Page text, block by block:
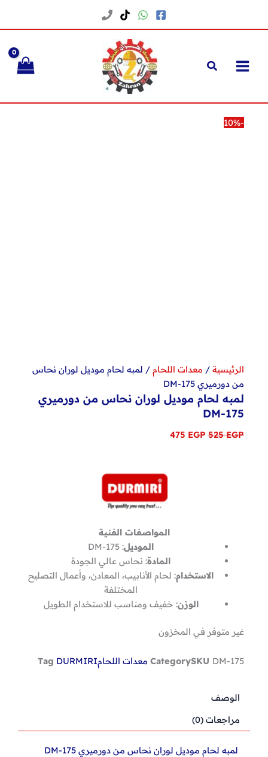
-10%
الرئيسية / معدات اللحام / لمبه لحام موديل لوران نحاس
من دورميري DM-175
لمبه لحام موديل لوران نحاس من دورميري
DM-175
525EGP
السعر475 EGP
السعر
475 EGP.
المواصفات الفنية
الموديل: DM-175
المادة: نحاس عالي الجودة
الاستخدام: لحام الأنابيب، المعادن، وأعمال التصليح
المختلفة
الوزن: خفيف ومناسب للاستخدام الطويل
غير متوفر في المخزون
SKU DM-175
Category معدات اللحام Tag DURMIRI
الوصف
مراجعات (0)
لمبه لحام موديل لوران نحاس من دورميري DM-175